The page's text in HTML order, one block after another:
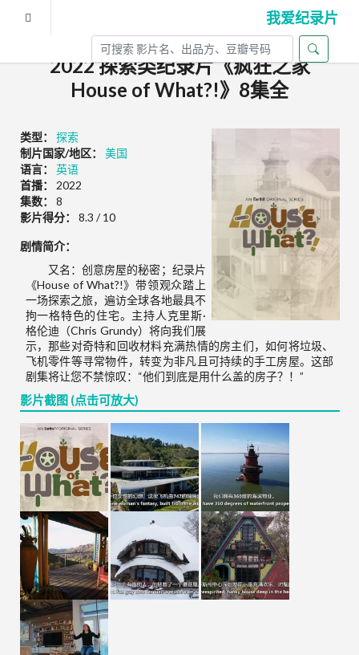
我爱纪录片
2022 探索类纪录片《疯狂之家
House of What?!》8集全
类型：
探索
制片国家/地区：
美国
语言：
英语
首播：
2022
集数：
8
影片得分：
8.3 / 10
剧情简介：
又名：创意房屋的秘密；纪录片
《House of What?!》带领观众踏上
一场探索之旅，遍访全球各地最具不
拘一格特色的住宅。主持人克里斯·
格伦迪（Chris Grundy）将向我们展
示，那些对奇特和回收材料充满热情的房主们，如何将垃圾、
飞机零件等寻常物件，转变为非凡且可持续的手工房屋。这部
剧集将让您不禁惊叹：“他们到底是用什么盖的房子？！”
影片截图 (点击可放大)